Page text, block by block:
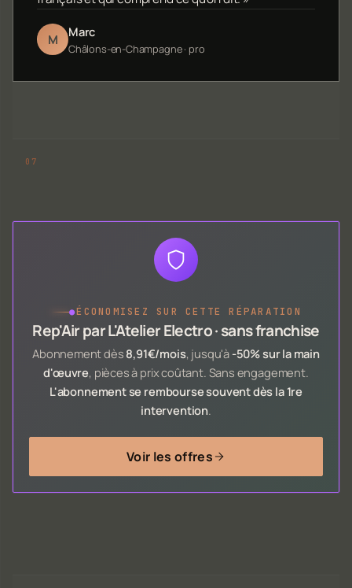
M Marc
Châlons-en-Champagne · pro
●ÉCONOMISEZ SUR CETTE RÉPARATION
Rep'Air par L'Atelier Electro · sans franchise
Abonnement dès 8,91€/mois, jusqu'à -50% sur la main
d'œuvre, pièces à prix coûtant. Sans engagement.
L'abonnement se rembourse souvent dès la 1re
intervention.
Voir les offres